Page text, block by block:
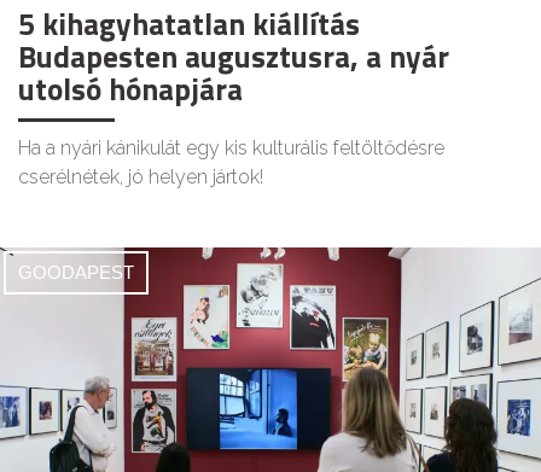
5 kihagyhatatlan kiállítás
Budapesten augusztusra, a nyár
utolsó hónapjára
Ha a nyári kánikulát egy kis kulturális feltöltődésre
cserélnétek, jó helyen jártok!
GOODAPEST